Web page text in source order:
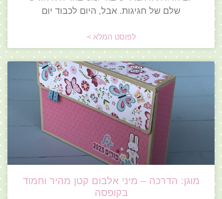
שלם של חגיגות. אבל, היום לכבוד יום
לפוסט המלא >
מוגן: הדרכה – מיני אלבום קטן מהיר וחמוד
בקופסה